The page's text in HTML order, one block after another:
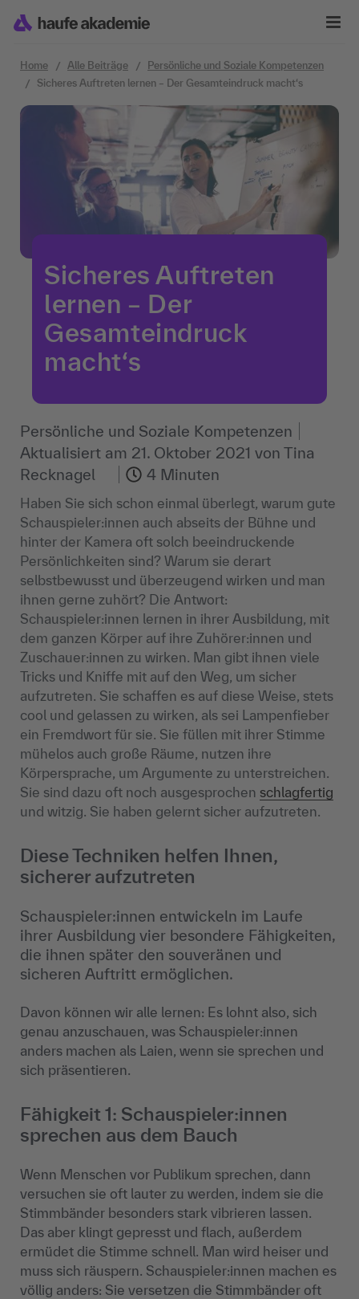
Home Alle Beiträge
Persönliche und Soziale Kompetenzen
Sicheres Auftreten lernen – Der Gesamteindruck macht‘s
Sicheres Auftreten
lernen – Der
Gesamteindruck
macht‘s
Persönliche und Soziale Kompetenzen
Aktualisiert am 21. Oktober 2021 von Tina
Recknagel
4 Minuten
Haben Sie sich schon einmal überlegt, warum gute
Schauspieler:innen auch abseits der Bühne und
hinter der Kamera oft solch beeindruckende
Persönlichkeiten sind? Warum sie derart
selbstbewusst und überzeugend wirken und man
ihnen gerne zuhört? Die Antwort:
Schauspieler:innen lernen in ihrer Ausbildung, mit
dem ganzen Körper auf ihre Zuhörer:innen und
Zuschauer:innen zu wirken. Man gibt ihnen viele
Tricks und Kniffe mit auf den Weg, um sicher
aufzutreten. Sie schaffen es auf diese Weise, stets
cool und gelassen zu wirken, als sei Lampenfieber
ein Fremdwort für sie. Sie füllen mit ihrer Stimme
mühelos auch große Räume, nutzen ihre
Körpersprache, um Argumente zu unterstreichen.
Sie sind dazu oft noch ausgesprochen schlagfertig
und witzig. Sie haben gelernt sicher aufzutreten.
Diese Techniken helfen Ihnen,
sicherer aufzutreten
Schauspieler:innen entwickeln im Laufe
ihrer Ausbildung vier besondere Fähigkeiten,
die ihnen später den souveränen und
sicheren Auftritt ermöglichen.
Davon können wir alle lernen: Es lohnt also, sich
genau anzuschauen, was Schauspieler:innen
anders machen als Laien, wenn sie sprechen und
sich präsentieren.
Fähigkeit 1: Schauspieler:innen
sprechen aus dem Bauch
Wenn Menschen vor Publikum sprechen, dann
versuchen sie oft lauter zu werden, indem sie die
Stimmbänder besonders stark vibrieren lassen.
Das aber klingt gepresst und flach, außerdem
ermüdet die Stimme schnell. Man wird heiser und
muss sich räuspern. Schauspieler:innen machen es
völlig anders: Sie versetzen die Stimmbänder oft